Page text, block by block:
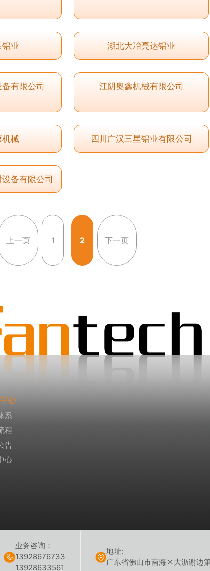
铝业 湖北大冶亮达铝业
有限公司 江阴奥鑫机械有限公司
机械 四川广汉三星铝业有限公司
备有限公司
上一页 1 2 下一页
心
系
程
告
心
业务咨询：
13928676733
13928633561
地址:
广东省佛山市南海区大沥谢边